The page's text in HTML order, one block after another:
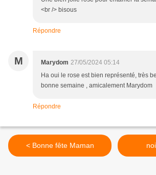
<br /> bisous
Répondre
M Marydom 27/05/2024 05:14
Ha oui le rose est bien représenté, très
bonne semaine , amicalement Marydom
Répondre
< Bonne fête Maman